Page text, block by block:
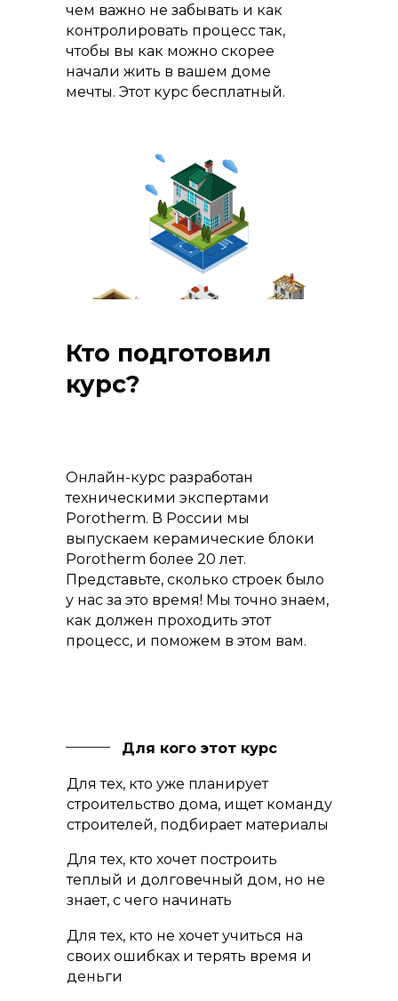
чем важно не забывать и как
контролировать процесс так,
чтобы вы как можно скорее
начали жить в вашем доме
мечты. Этот курс бесплатный.
Онлайн-курс разработан
техническими экспертами
Porotherm. В России мы
выпускаем керамические блоки
Porotherm более 20 лет.
Представьте, сколько строек было
у нас за это время! Мы точно знаем,
как должен проходить этот
процесс, и поможем в этом вам.
Кто подготовил
курс?
Для кого этот курс
Для тех, кто уже планирует
строительство дома, ищет команду
строителей, подбирает материалы
Для тех, кто не хочет учиться на
своих ошибках и терять время и
деньги
Для тех, кто хочет построить
теплый и долговечный дом, но не
знает, с чего начинать